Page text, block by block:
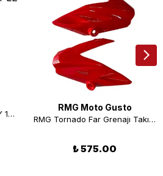
SİLİNDİR SCOOTER RAMZEY 125 CC KOMPLE
RMG Moto Gusto
RMG Tornado Far Grenajı Takım Kırmızı
₺ 575.00